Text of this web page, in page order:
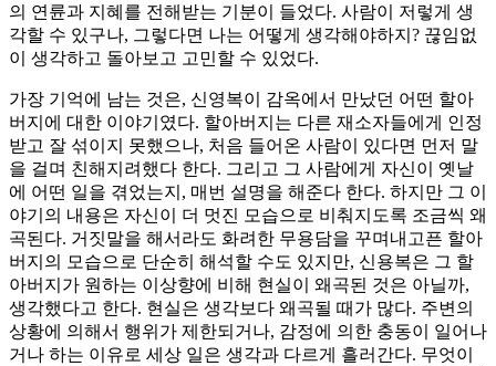
의 연륜과 지혜를 전해받는 기분이 들었다. 사람이 저렇게 생
각할 수 있구나, 그렇다면 나는 어떻게 생각해야하지? 끊임없
이 생각하고 돌아보고 고민할 수 있었다.
가장 기억에 남는 것은, 신영복이 감옥에서 만났던 어떤 할아
버지에 대한 이야기였다. 할아버지는 다른 재소자들에게 인정
받고 잘 섞이지 못했으나, 처음 들어온 사람이 있다면 먼저 말
을 걸며 친해지려했다 한다. 그리고 그 사람에게 자신이 옛날
에 어떤 일을 겪었는지, 매번 설명을 해준다 한다. 하지만 그 이
야기의 내용은 자신이 더 멋진 모습으로 비춰지도록 조금씩 왜
곡된다. 거짓말을 해서라도 화려한 무용담을 꾸며내고픈 할아
버지의 모습으로 단순히 해석할 수도 있지만, 신용복은 그 할
아버지가 원하는 이상향에 비해 현실이 왜곡된 것은 아닐까,
생각했다고 한다. 현실은 생각보다 왜곡될 때가 많다. 주변의
상황에 의해서 행위가 제한되거나, 감정에 의한 충동이 일어나
거나 하는 이유로 세상 일은 생각과 다르게 흘러간다. 무엇이